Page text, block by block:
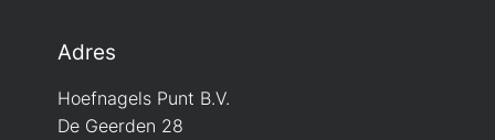
Adres
Hoefnagels Punt B.V.
De Geerden 28